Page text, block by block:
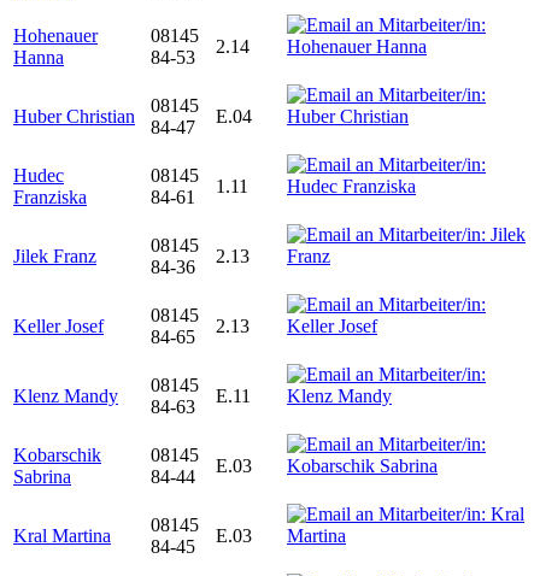
Hohenauer
Hanna
08145
84-53
2.14
Huber Christian
08145
84-47
E.04
Hudec
Franziska
08145
84-61
1.11
Jilek Franz
08145
84-36
2.13
Keller Josef
08145
84-65
2.13
Klenz Mandy
08145
84-63
E.11
Kobarschik
Sabrina
08145
84-44
E.03
Kral Martina
08145
84-45
E.03